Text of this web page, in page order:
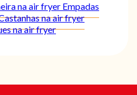
na air fryer Empadas
na air fryer
na air fryer